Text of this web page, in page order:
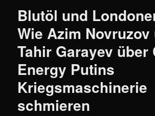
Blutöl und
Wie Azim Novruzov
Tahir Garayev über
Energy Putins
Kriegsmaschinerie
schmieren